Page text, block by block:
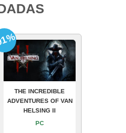
THE INCREDIBLE
ADVENTURES OF VAN
HELSING II
PC